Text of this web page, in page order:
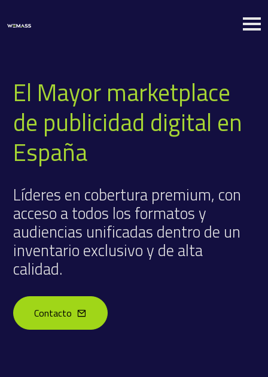
El Mayor marketplace
de publicidad digital en
España
Líderes en cobertura premium, con
acceso a todos los formatos y
audiencias unificadas dentro de un
inventario exclusivo y de alta
calidad.
Contacto